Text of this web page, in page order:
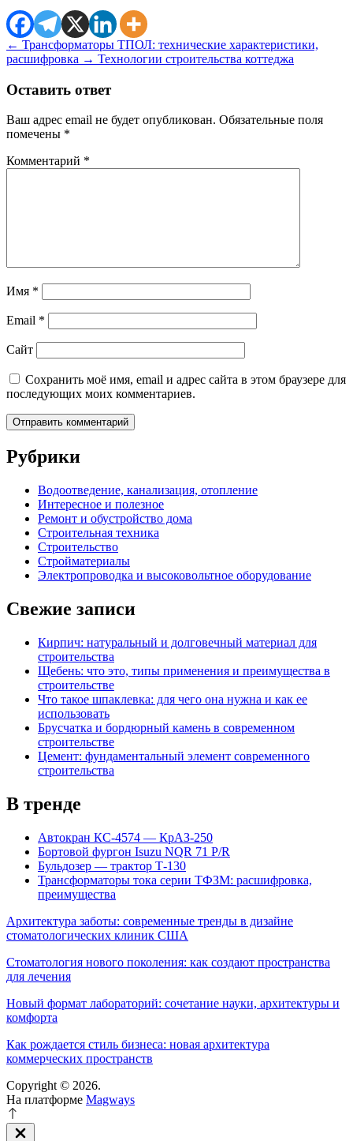
← Трансформаторы ТПОЛ: технические характеристики,
расшифровка → Технологии строительства коттеджа
Оставить ответ
Ваш адрес email не будет опубликован. Обязательные поля
помечены *
Комментарий *
Имя *
Email *
Сайт
Сохранить моё имя, email и адрес сайта в этом браузере для
последующих моих комментариев.
Рубрики
Водоотведение, канализация, отопление
Интересное и полезное
Ремонт и обустройство дома
Строительная техника
Строительство
Стройматериалы
Электропроводка и высоковольтное оборудование
Свежие записи
Кирпич: натуральный и долговечный материал для
строительства
Щебень: что это, типы применения и преимущества в
строительстве
Что такое шпаклевка: для чего она нужна и как ее
использовать
Брусчатка и бордюрный камень в современном
строительстве
Цемент: фундаментальный элемент современного
строительства
В тренде
Автокран КС-4574 — КрАЗ-250
Бортовой фургон Isuzu NQR 71 P/R
Бульдозер — трактор Т-130
Трансформаторы тока серии ТФЗМ: расшифровка,
преимущества
Архитектура заботы: современные тренды в дизайне
стоматологических клиник США
Стоматология нового поколения: как создают пространства
для лечения
Новый формат лабораторий: сочетание науки, архитектуры и
комфорта
Как рождается стиль бизнеса: новая архитектура
коммерческих пространств
Copyright © 2026.
На платформе Magways
Закрыть